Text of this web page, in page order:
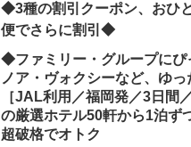
◆3種の割引クーポン、おひ
便でさらに割引◆
◆ファミリー・グループにぴ
ノア・ヴォクシーなど、ゆ
［JAL利用／福岡発／3日間
の厳選ホテル50軒から1泊
超破格でオトク